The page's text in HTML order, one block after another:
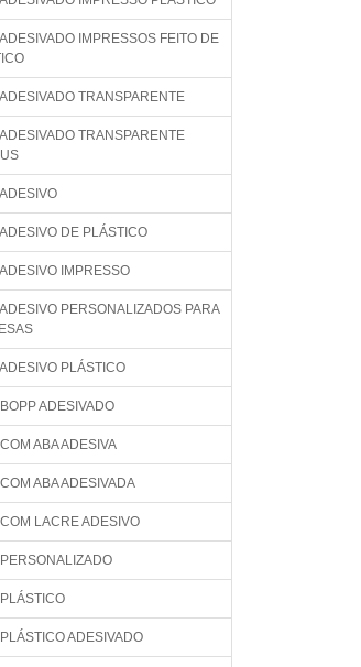
IMPRESSOS FEITO DE
TRANSPARENTE
TRANSPARENTE
DE PLÁSTICO
IMPRESSO
PERSONALIZADOS PARA
PLÁSTICO
ADESIVADO
ABA ADESIVA
ABA ADESIVADA
LACRE ADESIVO
ADESIVADO